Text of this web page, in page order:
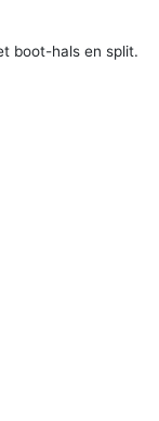
boot-hals en split.